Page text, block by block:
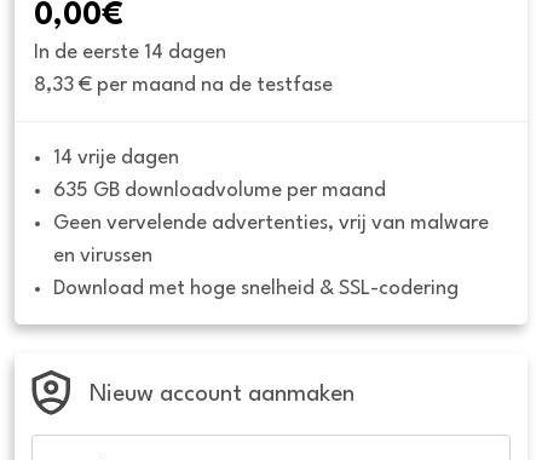
0,00€
In de eerste 14 dagen
8,33 € per maand na de testfase
14 vrije dagen
635 GB downloadvolume per maand
Geen vervelende advertenties, vrij van malware
en virussen
Download met hoge snelheid & SSL-codering
Nieuw account aanmaken